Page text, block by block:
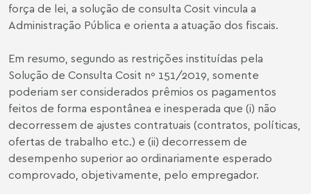
força de lei, a solução de consulta Cosit vincula a
Administração Pública e orienta a atuação dos fiscais.
Em resumo, segundo as restrições instituídas pela
Solução de Consulta Cosit nº 151/2019, somente
poderiam ser considerados prêmios os pagamentos
feitos de forma espontânea e inesperada que (i) não
decorressem de ajustes contratuais (contratos, políticas,
ofertas de trabalho etc.) e (ii) decorressem de
desempenho superior ao ordinariamente esperado
comprovado, objetivamente, pelo empregador.